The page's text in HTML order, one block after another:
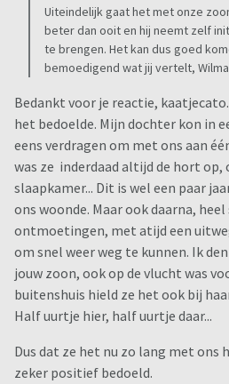
Uiteindelijk gaat het met onze
beter dan ooit en hij neemt zelf
te brengen. Het kan dus goed
bemoedigend wat jij vertelt,
Bedankt voor je reactie,
het bedoelde. Mijn dochter kon in
eens verdragen om met ons aan
was ze inderdaad altijd de hort op,
slaapkamer... Dit is wel een paar
ons woonde. Maar ook daarna,
ontmoetingen, met atijd een
om snel weer weg te kunnen. Ik
jouw zoon, ook op de vlucht was
buitenshuis hield ze het ook bij
Half uurtje hier, half uurtje daar...
Dus dat ze het nu zo lang met ons
zeker positief bedoeld.